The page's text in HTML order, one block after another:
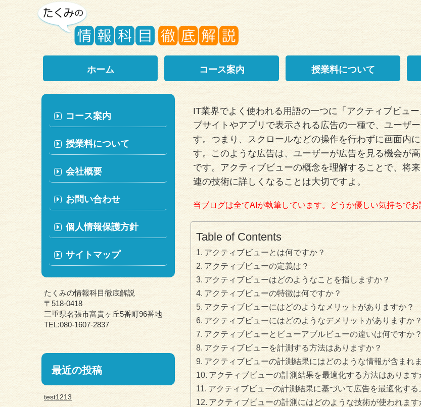
ホーム コース案内 授業料について
IT業界でよく使われる用語の一つに「アクティブビュ
ブサイトやアプリで表示される広告の一種で、ユーザ
す。つまり、スクロールなどの操作を行わずに画面内
す。このような広告は、ユーザーが広告を見る機会が
です。アクティブビューの概念を理解することで、将
連の技術に詳しくなることは大切ですよ。
当ブログは全てAIが執筆しています。どうか優しい気持ちでお
Table of Contents
アクティブビューとは何ですか？
アクティブビューの定義は？
アクティブビューはどのようなことを指しますか？
アクティブビューの特徴は何ですか？
アクティブビューにはどのようなメリットがありますか？
アクティブビューにはどのようなデメリットがありますか？
アクティブビューとビューアブルビューの違いは何ですか？
アクティブビューを計測する方法はありますか？
アクティブビューの計測結果にはどのような情報が含まれ
アクティブビューの計測結果を最適化する方法はあります
アクティブビューの計測結果に基づいて広告を最適化する
アクティブビューの計測にはどのような技術が使われます
コース案内
授業料について
会社概要
お問い合わせ
個人情報保護方針
サイトマップ
たくみの情報科目徹底解説
〒518-0418
三重県名張市富貴ヶ丘5番町96番地
TEL:080-1607-2837
最近の投稿
test1213